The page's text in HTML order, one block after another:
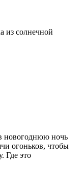
из солнечной
новогоднюю ночь
огоньков, чтобы
Где это